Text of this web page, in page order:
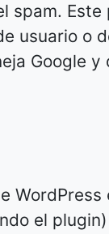
spam.
usuario o
Google
el